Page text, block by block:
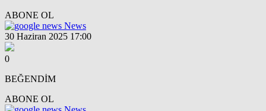
ABONE OL
News
30 Haziran 2025 17:00
0
BEĞENDİM
ABONE OL